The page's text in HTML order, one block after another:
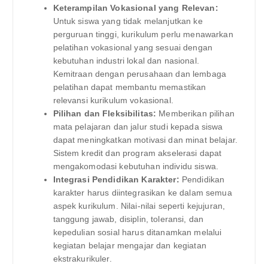
Keterampilan Vokasional yang Relevan:
Untuk siswa yang tidak melanjutkan ke
perguruan tinggi, kurikulum perlu menawarkan
pelatihan vokasional yang sesuai dengan
kebutuhan industri lokal dan nasional.
Kemitraan dengan perusahaan dan lembaga
pelatihan dapat membantu memastikan
relevansi kurikulum vokasional.
Pilihan dan Fleksibilitas: Memberikan pilihan
mata pelajaran dan jalur studi kepada siswa
dapat meningkatkan motivasi dan minat belajar.
Sistem kredit dan program akselerasi dapat
mengakomodasi kebutuhan individu siswa.
Integrasi Pendidikan Karakter: Pendidikan
karakter harus diintegrasikan ke dalam semua
aspek kurikulum. Nilai-nilai seperti kejujuran,
tanggung jawab, disiplin, toleransi, dan
kepedulian sosial harus ditanamkan melalui
kegiatan belajar mengajar dan kegiatan
ekstrakurikuler.